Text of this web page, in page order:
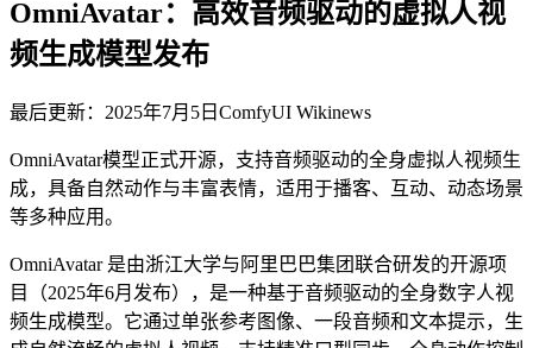
OmniAvatar：高效音频驱动的虚拟人视
频生成模型发布
最后更新：2025年7月5日 ComfyUI Wikinews
OmniAvatar模型正式开源，支持音频驱动的全身虚拟人视频生
成，具备自然动作与丰富表情，适用于播客、互动、动态场景
等多种应用。
OmniAvatar 是由浙江大学与阿里巴巴集团联合研发的开源项
目（2025年6月发布），是一种基于音频驱动的全身数字人视
频生成模型。它通过单张参考图像、一段音频和文本提示，生